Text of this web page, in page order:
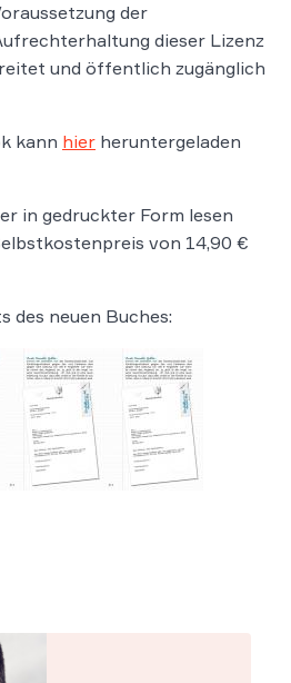
der
dieser Lizenz
und öffentlich zugänglich
kann hier heruntergeladen
in gedruckter Form lesen
von 14,90 €
des neuen Buches: